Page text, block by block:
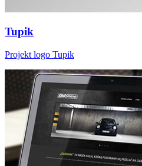
Tupik
Projekt logo Tupik